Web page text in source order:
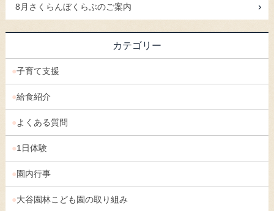
8月さくらんぼくらぶのご案内
カテゴリー
子育て支援
給食紹介
よくある質問
1日体験
園内行事
大谷園林こども園の取り組み